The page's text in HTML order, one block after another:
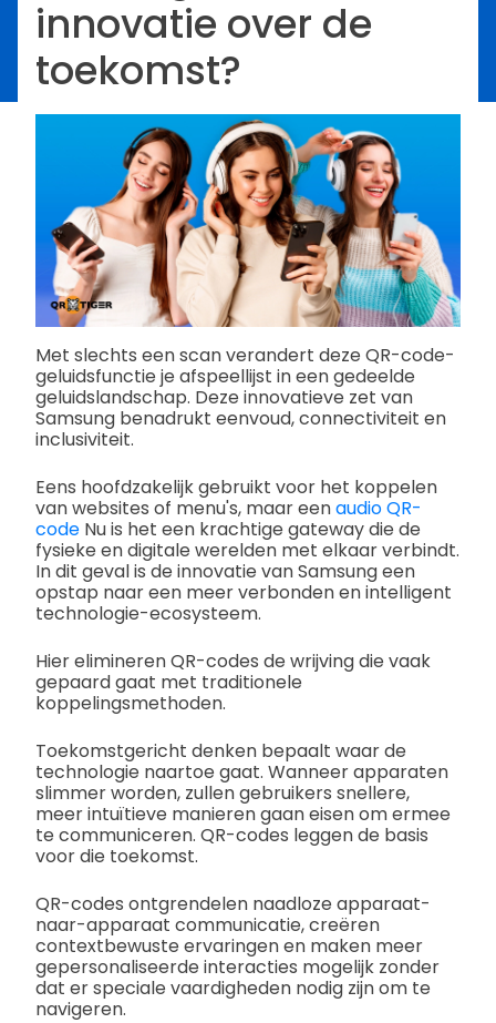
innovatie over de
toekomst?
Met slechts een scan verandert deze QR-code-
geluidsfunctie je afspeellijst in een gedeelde
geluidslandschap. Deze innovatieve zet van
Samsung benadrukt eenvoud, connectiviteit en
inclusiviteit.
Eens hoofdzakelijk gebruikt voor het koppelen
van websites of menu's, maar eenaudio QR-
code Nu is het een krachtige gateway die de
fysieke en digitale werelden met elkaar verbindt.
In dit geval is de innovatie van Samsung een
opstap naar een meer verbonden en intelligent
technologie-ecosysteem.
Hier elimineren QR-codes de wrijving die vaak
gepaard gaat met traditionele
koppelingsmethoden.
Toekomstgericht denken bepaalt waar de
technologie naartoe gaat. Wanneer apparaten
slimmer worden, zullen gebruikers snellere,
meer intuïtieve manieren gaan eisen om ermee
te communiceren. QR-codes leggen de basis
voor die toekomst.
QR-codes ontgrendelen naadloze apparaat-
naar-apparaat communicatie, creëren
contextbewuste ervaringen en maken meer
gepersonaliseerde interacties mogelijk zonder
dat er speciale vaardigheden nodig zijn om te
navigeren.